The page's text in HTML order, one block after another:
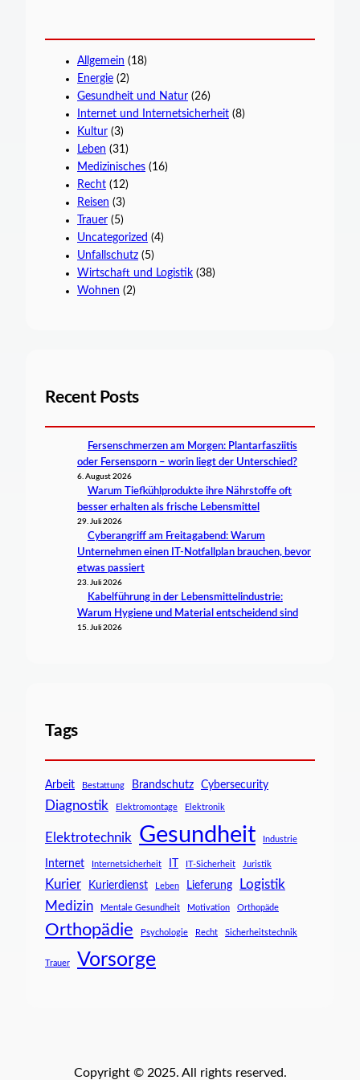
Allgemein (18)
Energie (2)
Gesundheit und Natur (26)
Internet und Internetsicherheit (8)
Kultur (3)
Leben (31)
Medizinisches (16)
Recht (12)
Reisen (3)
Trauer (5)
Uncategorized (4)
Unfallschutz (5)
Wirtschaft und Logistik (38)
Wohnen (2)
Recent Posts
Fersenschmerzen am Morgen: Plantarfasziitis
oder Fersensporn – worin liegt der Unterschied?
6. August 2026
Warum Tiefkühlprodukte ihre Nährstoffe oft
besser erhalten als frische Lebensmittel
29. Juli 2026
Cyberangriff am Freitagabend: Warum
Unternehmen einen IT-Notfallplan brauchen, bevor
etwas passiert
23. Juli 2026
Kabelführung in der Lebensmittelindustrie:
Warum Hygiene und Material entscheidend sind
15. Juli 2026
Tags
Arbeit Bestattung Brandschutz Cybersecurity
Diagnostik Elektromontage Elektronik
Elektrotechnik Gesundheit Industrie
Internet Internetsicherheit IT-Sicherheit Juristik
Kurier Kurierdienst Leben Lieferung
Logistik
Medizin
Mentale Gesundheit Motivation Orthopäde
Orthopädie Psychologie Recht Sicherheitstechnik
Trauer Vorsorge
Copyright © 2025. All rights reserved.